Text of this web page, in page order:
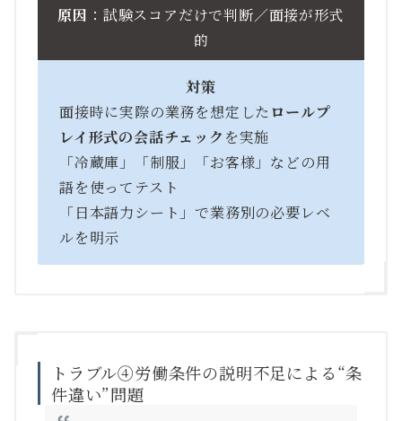
原因 ：試験スコアだけで判断／面接が形式
的
対策
面接時に実際の業務を想定したロールプ
レイ形式の会話チェック を実施
「冷蔵庫」「制服」「お客様」などの用
語を使ってテスト
「日本語力シート」で業務別の必要レベ
ルを明示
トラブル④労働条件の説明不足による“条
件違い”問題